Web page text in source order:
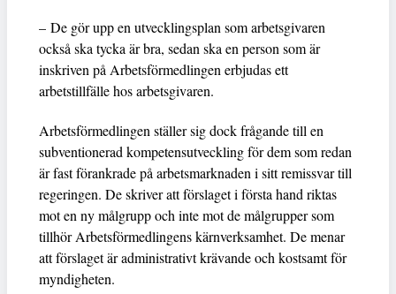
– De gör upp en utvecklingsplan som arbetsgivaren
också ska tycka är bra, sedan ska en person som är
inskriven på Arbetsförmedlingen erbjudas ett
arbetstillfälle hos arbetsgivaren.
Arbetsförmedlingen ställer sig dock frågande till en
subventionerad kompetensutveckling för dem som redan
är fast förankrade på arbetsmarknaden i sitt remissvar till
regeringen. De skriver att förslaget i första hand riktas
mot en ny målgrupp och inte mot de målgrupper som
tillhör Arbetsförmedlingens kärnverksamhet. De menar
att förslaget är administrativt krävande och kostsamt för
myndigheten.